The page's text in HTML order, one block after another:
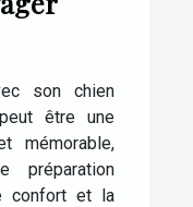
son chien
être une
mémorable,
préparation
confort et la